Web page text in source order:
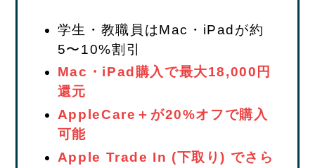
学生・教職員はMac・iPadが約
5〜10%割引
Mac・iPad購入で最大18,000円
還元
AppleCare＋が20%オフで購入
可能
Apple Trade In (下取り) でさら